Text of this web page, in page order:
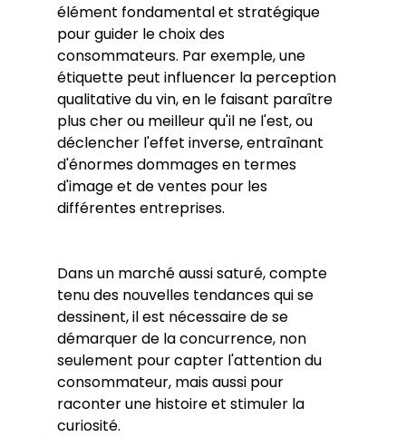
élément fondamental et stratégique
pour guider le choix des
consommateurs. Par exemple, une
étiquette peut influencer la perception
qualitative du vin, en le faisant paraître
plus cher ou meilleur qu'il ne l'est, ou
déclencher l'effet inverse, entraînant
d'énormes dommages en termes
d'image et de ventes pour les
différentes entreprises.
Dans un marché aussi saturé, compte
tenu des nouvelles tendances qui se
dessinent, il est nécessaire de se
démarquer de la concurrence, non
seulement pour capter l'attention du
consommateur, mais aussi pour
raconter une histoire et stimuler la
curiosité.